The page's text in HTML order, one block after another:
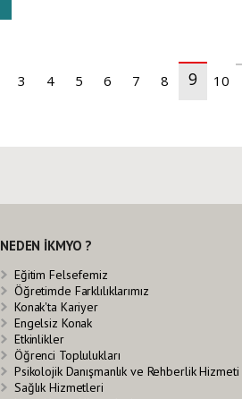
3 4 5 6 7 8
9
10
NEDEN İKMYO ?
Eğitim Felsefemiz
Öğretimde Farklılıklarımız
Konak'ta Kariyer
Engelsiz Konak
Etkinlikler
Öğrenci Toplulukları
Psikolojik Danışmanlık ve Rehberlik Hizmeti
Sağlık Hizmetleri